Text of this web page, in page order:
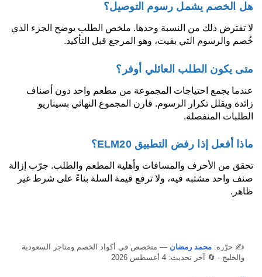
هل الخصم يشمل رسوم التوصيل؟
لا تفترض ذلك من النسبة وحدها. ملخص الطلب يوضح الجزء الذي
خُصم والرسوم التي بقيت، وهو المرجع قبل التأكيد.
متى يكون الطلب العائلي أوفر؟
عندما يجمع احتياجات المجموعة من مطعم واحد دون أصناف
زائدة ويقلل تكرار الرسوم. قارن المجموع النهائي بسيناريو
الطلبات المنفصلة.
ماذا أفعل إذا رفض التطبيق ELM20؟
تحقق من الأحرف والمسافات وأهلية المطعم والطلب. جرّب إزالة
صنف واحد مشتبه فيه، ولا ترفع قيمة السلة بناءً على شرط غير
ظاهر.
✍️ حرّره: محمد رمضان — متخصص في أكواد الخصم ومتاجر السعودية
والخليج · 🔄 آخر تحديث: 4 أغسطس 2026